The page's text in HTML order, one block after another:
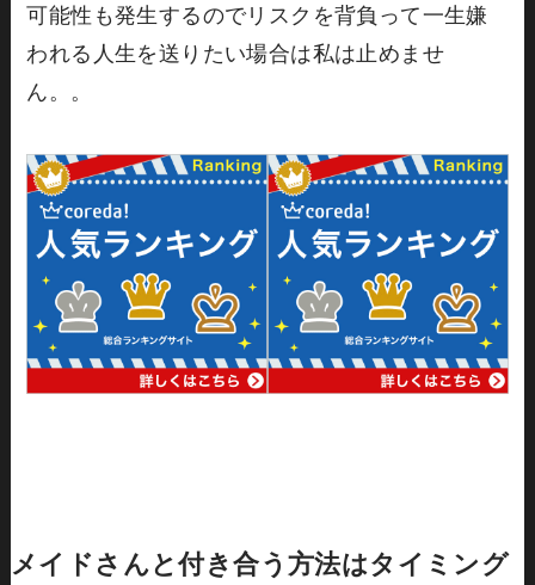
可能性も発生するのでリスクを背負って一生嫌
われる人生を送りたい場合は私は止めませ
ん。。
メイドさんと付き合う方法はタイミング